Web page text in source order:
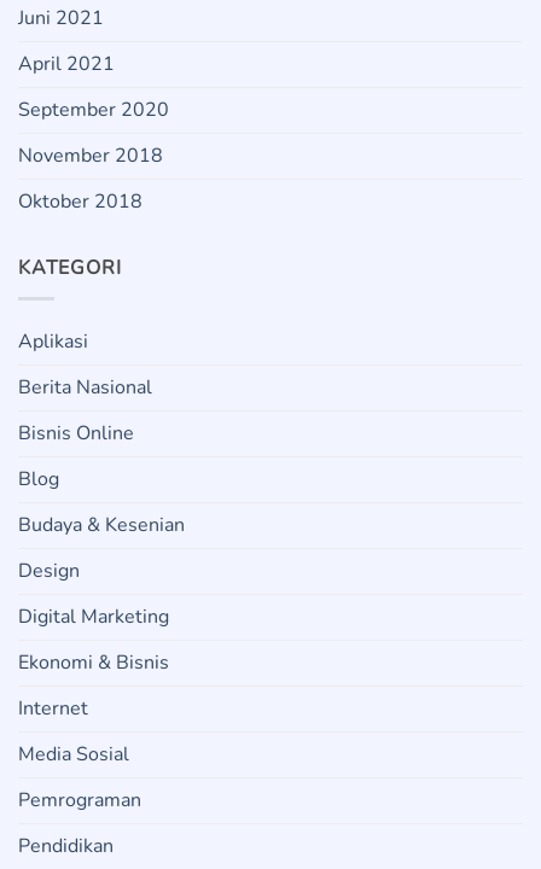
Juni 2021
April 2021
September 2020
November 2018
Oktober 2018
KATEGORI
Aplikasi
Berita Nasional
Bisnis Online
Blog
Budaya & Kesenian
Design
Digital Marketing
Ekonomi & Bisnis
Internet
Media Sosial
Pemrograman
Pendidikan